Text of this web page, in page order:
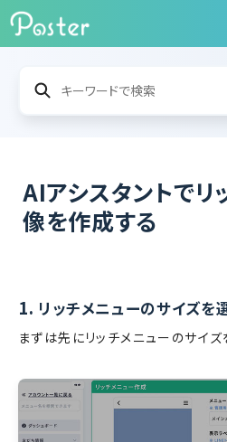
AIアシスタントでリ
像を作成する
1. リッチメニューのサイズを
まずは先にリッチメニューのサイズ